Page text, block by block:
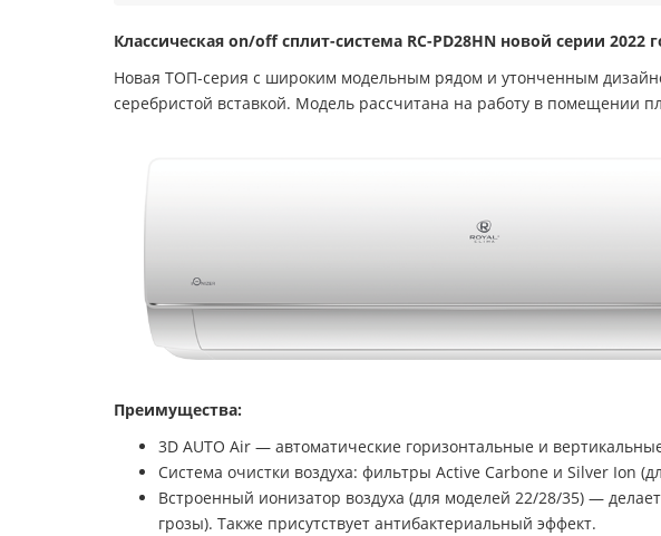
Классическая on/off сплит-система RC-PD28HN новой серии 2022
Новая ТОП-серия с широким модельным рядом и утонченным
серебристой вставкой. Модель рассчитана на работу в помещении
Преимущества:
3D AUTO Air — автоматические горизонтальные и
Система очистки воздуха: фильтры Active Carbone и Silver Ion
Встроенный ионизатор воздуха (для моделей 22/28/35) —
грозы). Также присутствует антибактериальный эффект.